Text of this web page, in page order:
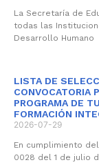
La Secretaría de
todas las
Desarrollo Humano
LISTA DE
CONVOCATORIA
PROGRAMA DE
FORMACIÓN
2026-07-29
En cumplimiento
0028 del 1 de julio